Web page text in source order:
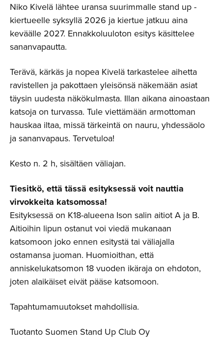
Niko Kivelä lähtee uransa suurimmalle stand up -
kiertueelle syksyllä 2026 ja kiertue jatkuu aina
keväälle 2027. Ennakkoluuloton esitys käsittelee
sananvapautta.
Terävä, kärkäs ja nopea Kivelä tarkastelee aihetta
ravistellen ja pakottaen yleisönsä näkemään asiat
täysin uudesta näkökulmasta. Illan aikana ainoastaan
katsoja on turvassa. Tule viettämään armottoman
hauskaa iltaa, missä tärkeintä on nauru, yhdessäolo
ja sananvapaus. Tervetuloa!
Kesto n. 2 h, sisältäen väliajan.
Tiesitkö, että tässä esityksessä voit nauttia
virvokkeita katsomossa!
Esityksessä on K18-alueena Ison salin aitiot A ja B.
Aitioihin lipun ostanut voi viedä mukanaan
katsomoon joko ennen esitystä tai väliajalla
ostamansa juoman. Huomioithan, että
anniskelukatsomon 18 vuoden ikäraja on ehdoton,
joten alaikäiset eivät pääse katsomoon.
Tapahtumamuutokset mahdollisia.
Tuotanto Suomen Stand Up Club Oy